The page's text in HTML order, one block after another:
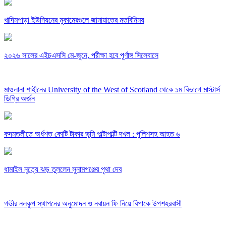
খাদিমপাড়া ইউনিয়নের মুকামেরগুলে জামায়াতের মতবিনিময়
২০২৬ সালের এইচএসসি মে-জুনে, পরীক্ষা হবে পূর্ণাঙ্গ সিলেবাসে
মাওলানা শাহীনের University of the West of Scotland থেকে ১ম বিভাগে মাস্টার্স
ডিগ্রি অর্জন
কদমতলীতে অর্ধশত কোটি টাকার ভূমি পাল্টাপাল্টি দখল : পুলিশসহ আহত ৬
ধামাইল নৃত্যে ঝড় তুললেন সুনামগঞ্জের পৃথা দেব
গভীর নলকূপ স্থাপনের অনুমোদন ও নবায়ন ফি নিয়ে বিপাকে উপশহরবাসী